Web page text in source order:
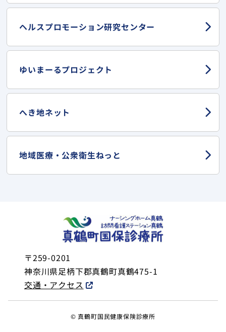
ヘルスプロモーション研究センター
ゆいまーるプロジェクト
へき地ネット
地域医療・ 公衆衛生ねっと
〒259-0201
神奈川県足柄下郡真鶴町真鶴475-1
交通・アクセス
© 真鶴町国民健康保険診療所